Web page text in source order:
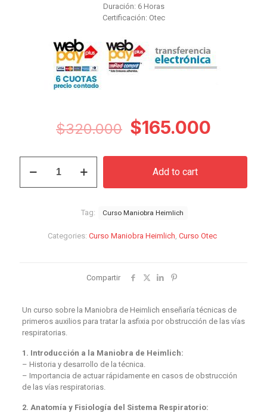
Duración: 6 Horas
Certificación: Otec
$320.000 Original
was:
$320.000.
$165.000
is:
Maniobra
Add to cart
Categories: Curso Maniobra Heimlich Curso Otec
Tag: Curso Maniobra Heimlich
Compartir
Un curso sobre la Maniobra de Heimlich enseñaría técnicas de
primeros auxilios para tratar la asfixia por obstrucción de las vías
respiratorias.
1. Introducción a la Maniobra de Heimlich:
– Historia y desarrollo de la técnica.
– Importancia de actuar rápidamente en casos de obstrucción
de las vías respiratorias.
2. Anatomía y Fisiología del Sistema Respiratorio: